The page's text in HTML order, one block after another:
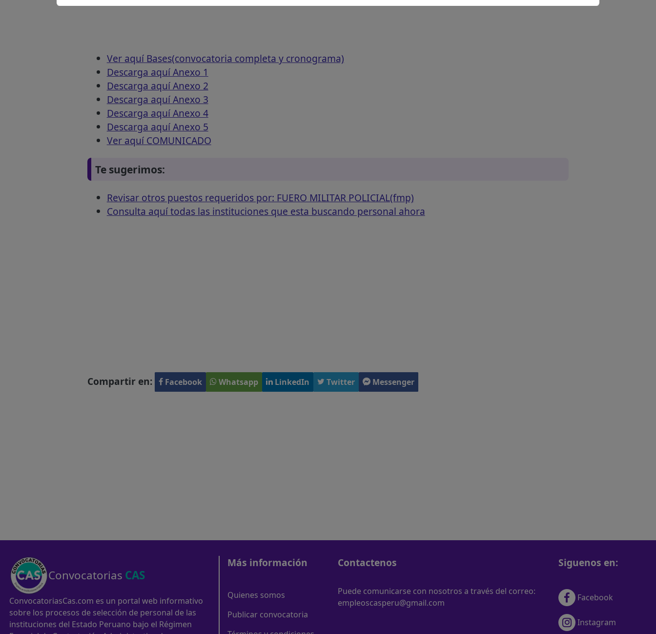
Ver aquí Bases(convocatoria completa y cronograma)
Descarga aquí Anexo 1
Descarga aquí Anexo 2
Descarga aquí Anexo 3
Descarga aquí Anexo 4
Descarga aquí Anexo 5
Ver aquí COMUNICADO
Te sugerimos:
Revisar otros puestos requeridos por: FUERO MILITAR POLICIAL(fmp)
Consulta aquí todas las instituciones que esta buscando personal ahora
Compartir en: Facebook Whatsapp LinkedIn Twitter Messenger
Convocatorias CAS
ConvocatoriasCas.com es un portal web informativo
sobre los procesos de selección de personal de las
instituciones del Estado Peruano bajo el Régimen
Más información
Quienes somos
Publicar convocatoria
Contactenos
Puede comunicarse con nosotros a través del correo:
empleoscasperu@gmail.com
Siguenos en:
Facebook
Instagram